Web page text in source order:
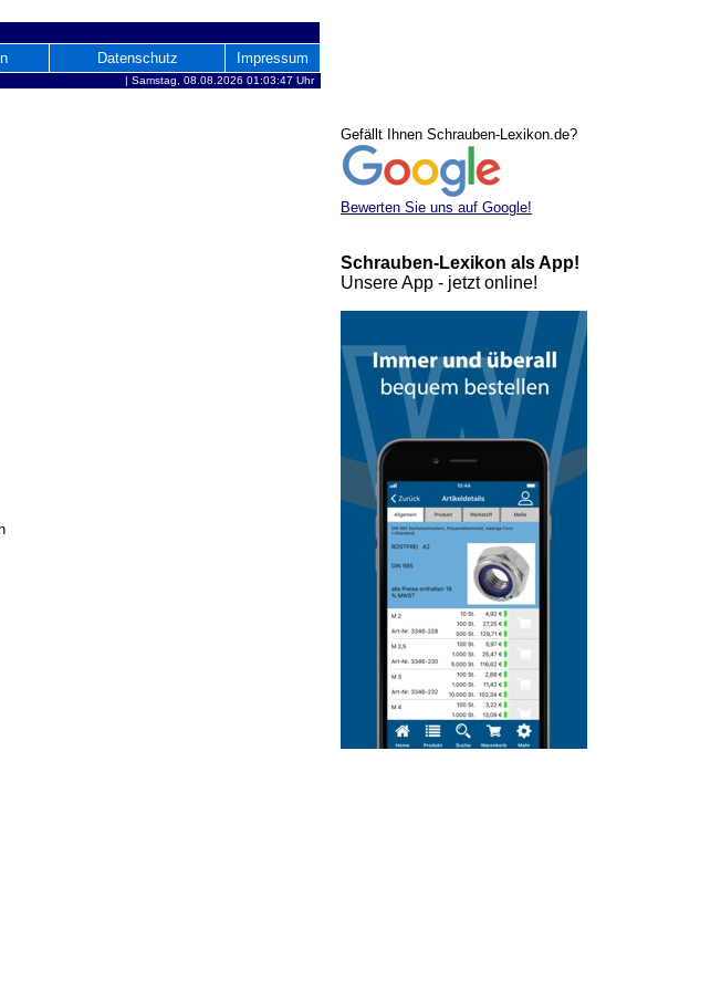
Datenschutz Impressum
| Samstag, 08.08.2026 01:03:47 Uhr
Gefällt Ihnen Schrauben-Lexikon.de?
Bewerten Sie uns auf Google!
Schrauben-Lexikon als App!
Unsere App - jetzt online!